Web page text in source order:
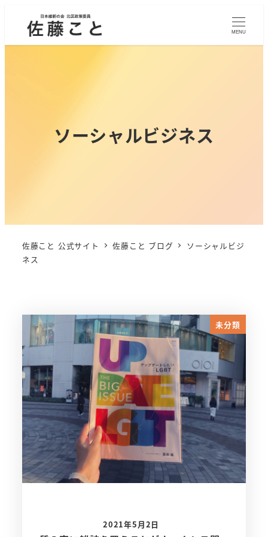
MENU
ソーシャルビジネス
佐藤こと 公式サイト 佐藤こと ブログ
ソーシャルビジ
ネス
未分類
2021年5月2日